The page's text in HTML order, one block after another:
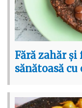
Fără zahăr
sănătoasă cu